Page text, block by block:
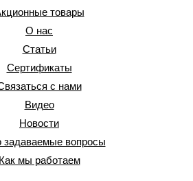
товары
О нас
Статьи
Сертификаты
с нами
Видео
Новости
задаваемые вопросы
Как мы работаем